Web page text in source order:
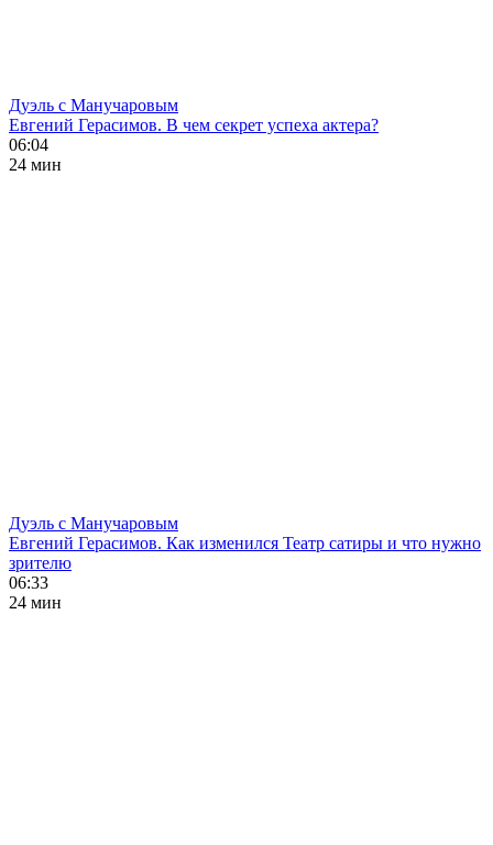
Дуэль с Манучаровым
Евгений Герасимов. В чем секрет успеха актера?
06:04
24 мин
Дуэль с Манучаровым
Евгений Герасимов. Как изменился Театр сатиры и что нужно
зрителю
06:33
24 мин